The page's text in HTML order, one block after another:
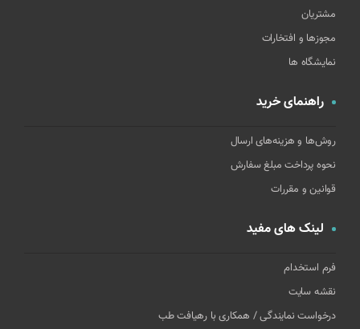
مشتریان
مجوزها و افتخارات
نمایشگاه ها
راهنمای خرید
روش‌ها و هزینه‌های ارسال
نحوه پرداخت مبلغ سفارش
قوانین و مقررات
لینک های مفید
فرم استخدام
نقشه سایت
درخواست نمایندگی / همکاری با رهیافت طب